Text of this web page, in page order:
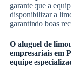
garante que a
disponibilizar a
garantindo boas
O aluguel de
empresariais em
equipe